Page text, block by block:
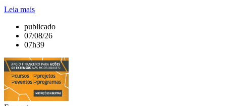
Leia mais
publicado
07/08/26
07h39